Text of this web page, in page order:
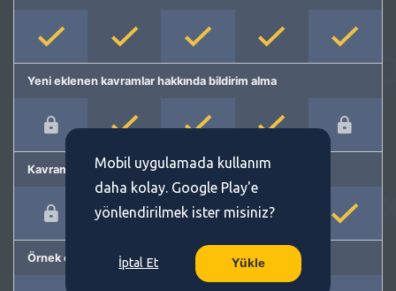
Yeni eklenen kavramlar hakkında bildirim alma
Kavram önerme
Örnek cümleler
Mobil uygulamada kullanım
daha kolay. Google Play'e
yönlendirilmek ister misiniz?
İptal Et Yükle